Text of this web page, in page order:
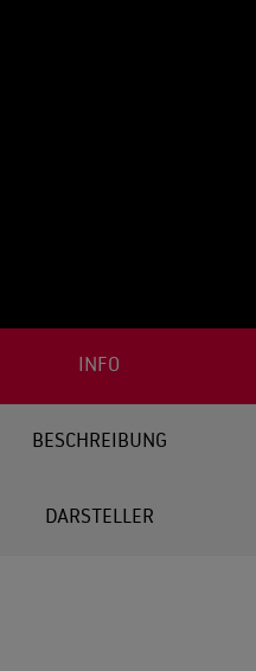
INFO
BESCHREIBUNG
DARSTELLER